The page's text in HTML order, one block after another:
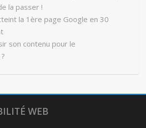
la passer !
la 1ère page Google en 30
son contenu pour le
WEB